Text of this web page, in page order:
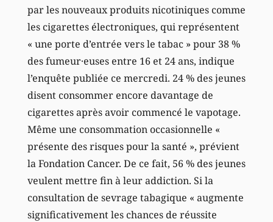
par les nouveaux produits nicotiniques comme
les cigarettes électroniques, qui représentent
« une porte d’entrée vers le tabac » pour 38 %
des fumeur·euses entre 16 et 24 ans, indique
l’enquête publiée ce mercredi. 24 % des jeunes
disent consommer encore davantage de
cigarettes après avoir commencé le vapotage.
Même une consommation occasionnelle «
présente des risques pour la santé », prévient
la Fondation Cancer. De ce fait, 56 % des jeunes
veulent mettre fin à leur addiction. Si la
consultation de sevrage tabagique « augmente
significativement les chances de réussite